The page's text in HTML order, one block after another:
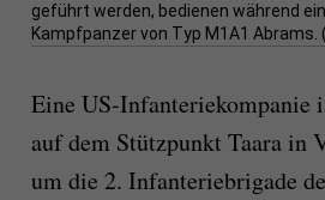
geführt werden, bedienen während
Kampfpanzer von Typ M1A1 Abrams.
Eine US-Infanteriekompanie
auf dem Stützpunkt Taara in
um die 2. Infanteriebrigade